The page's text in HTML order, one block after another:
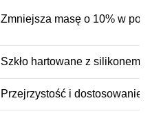
Zmniejsza masę o 10% w
Szkło hartowane z silikonem
Przejrzystość i dostosowanie